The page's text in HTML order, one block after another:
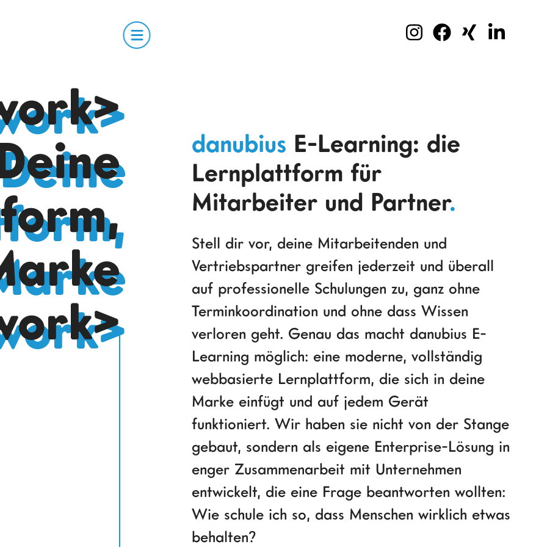
danubius E-Learning: die
Lernplattform für
Mitarbeiter und Partner.
Stell dir vor, deine Mitarbeitenden und
Vertriebspartner greifen jederzeit und überall
auf professionelle Schulungen zu, ganz ohne
Terminkoordination und ohne dass Wissen
verloren geht. Genau das macht danubius E-
Learning möglich: eine moderne, vollständig
webbasierte Lernplattform, die sich in deine
Marke einfügt und auf jedem Gerät
funktioniert. Wir haben sie nicht von der Stange
gebaut, sondern als eigene Enterprise-Lösung in
enger Zusammenarbeit mit Unternehmen
entwickelt, die eine Frage beantworten wollten:
Wie schule ich so, dass Menschen wirklich etwas
behalten?